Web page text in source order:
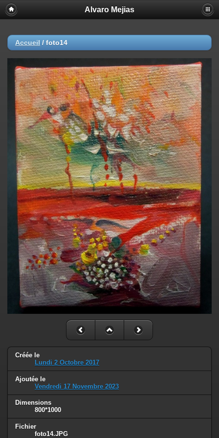
Alvaro Mejias
Accueil / foto14
Créée le
Lundi 2 Octobre 2017
Ajoutée le
Vendredi 17 Novembre 2023
Dimensions
800*1000
Fichier
foto14.JPG